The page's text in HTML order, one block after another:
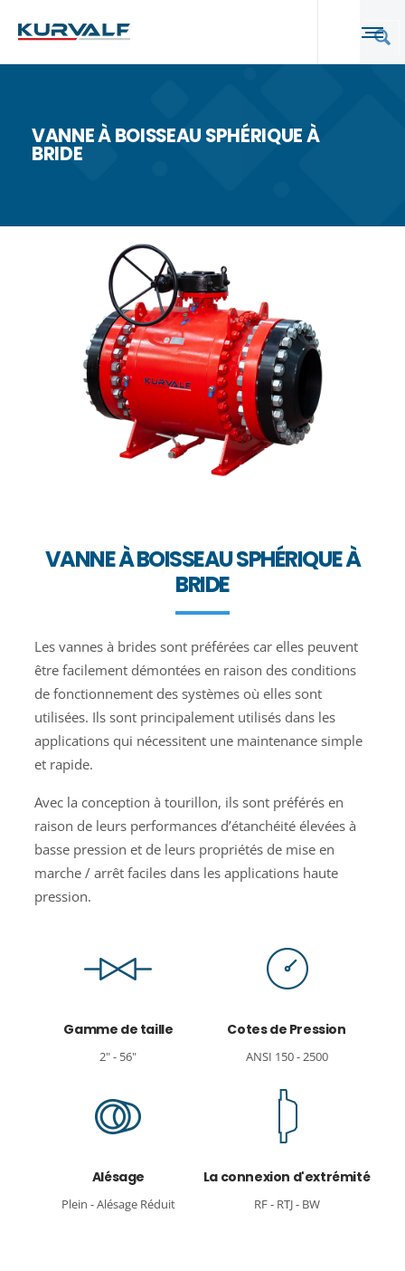
VANNE À BOISSEAU SPHÉRIQUE À
BRIDE
VANNE À BOISSEAU SPHÉRIQUE À
BRIDE
Les vannes à brides sont préférées car elles peuvent
être facilement démontées en raison des conditions
de fonctionnement des systèmes où elles sont
utilisées. Ils sont principalement utilisés dans les
applications qui nécessitent une maintenance simple
et rapide.
Avec la conception à tourillon, ils sont préférés en
raison de leurs performances d’étanchéité élevées à
basse pression et de leurs propriétés de mise en
marche / arrêt faciles dans les applications haute
pression.
Gamme de taille
2" - 56"
Cotes de Pression
ANSI 150 - 2500
Alésage
Plein - Alésage Réduit
La connexion d'extrémité
RF - RTJ - BW